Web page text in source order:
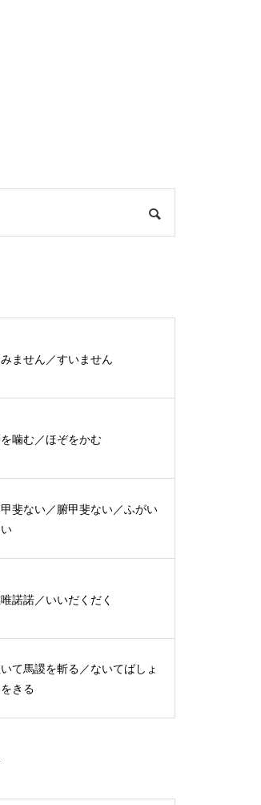
ません／すいません
噛む／ほぞをかむ
斐ない／腑甲斐ない／ふがい
諾諾／いいだくだく
て馬謖を斬る／ないてばしょ
をきる